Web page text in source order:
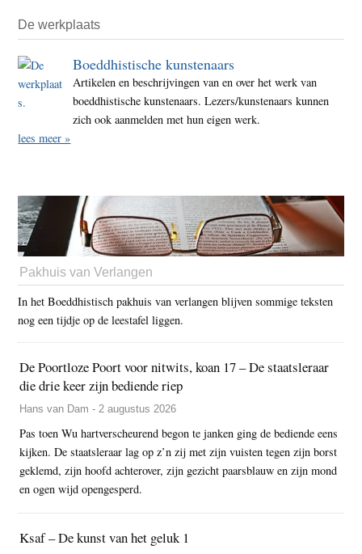
De werkplaats
Boeddhistische kunstenaars
Artikelen en beschrijvingen van en over het werk van
boeddhistische kunstenaars. Lezers/kunstenaars kunnen
zich ook aanmelden met hun eigen werk.
lees meer »
Pakhuis van Verlangen
In het Boeddhistisch pakhuis van verlangen blijven sommige teksten
nog een tijdje op de leestafel liggen.
De Poortloze Poort voor nitwits, koan 17 – De staatsleraar
die drie keer zijn bediende riep
Hans van Dam - 2 augustus 2026
Pas toen Wu hartverscheurend begon te janken ging de bediende eens
kijken. De staatsleraar lag op z’n zij met zijn vuisten tegen zijn borst
geklemd, zijn hoofd achterover, zijn gezicht paarsblauw en zijn mond
en ogen wijd opengesperd.
Ksaf – De kunst van het geluk 1